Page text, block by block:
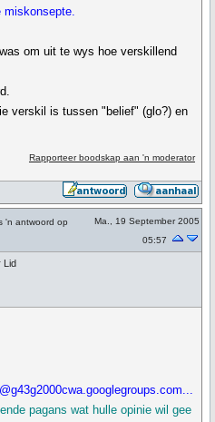
miskonsepte.
om uit te wys hoe verskillend
verskil is tussen "belief" (glo?) en
Rapporteer boodskap aan 'n moderator
'n antwoord op
Ma., 19 September 2005
05:57
Lid
pagans wat hulle opinie wil gee